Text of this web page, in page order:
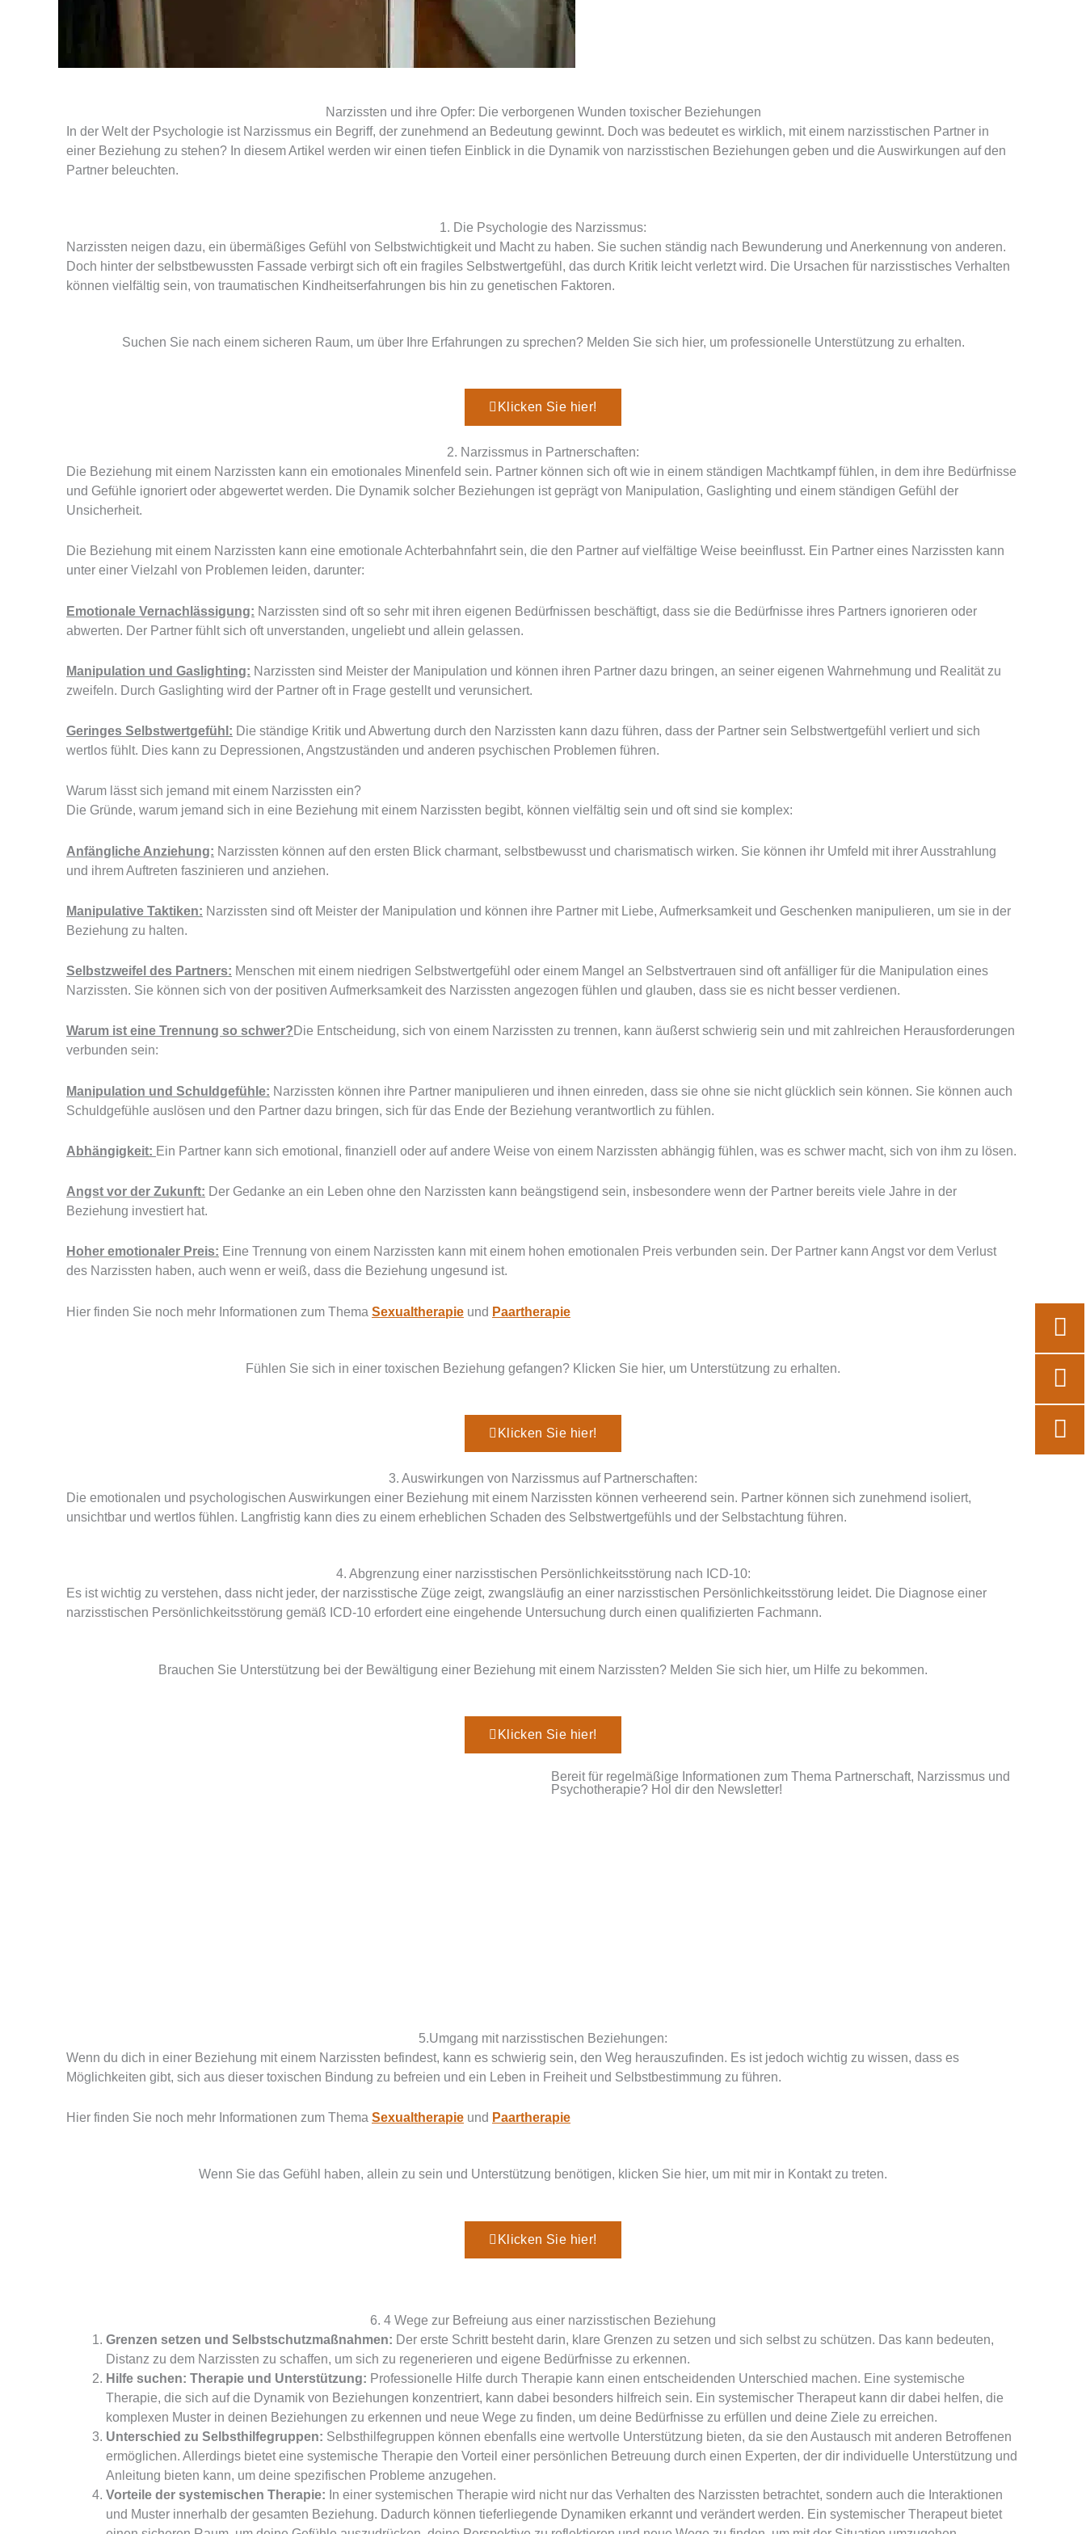
Narzissten und ihre Opfer: Die verborgenen Wunden toxischer Beziehungen
In der Welt der Psychologie ist Narzissmus ein Begriff, der zunehmend an Bedeutung gewinnt. Doch was bedeutet es wirklich, mit einem narzisstischen Partner in
einer Beziehung zu stehen? In diesem Artikel werden wir einen tiefen Einblick in die Dynamik von narzisstischen Beziehungen geben und die Auswirkungen auf den
Partner beleuchten.
1. Die Psychologie des Narzissmus:
Narzissten neigen dazu, ein übermäßiges Gefühl von Selbstwichtigkeit und Macht zu haben. Sie suchen ständig nach Bewunderung und Anerkennung von anderen.
Doch hinter der selbstbewussten Fassade verbirgt sich oft ein fragiles Selbstwertgefühl, das durch Kritik leicht verletzt wird. Die Ursachen für narzisstisches Verhalten
können vielfältig sein, von traumatischen Kindheitserfahrungen bis hin zu genetischen Faktoren.
Suchen Sie nach einem sicheren Raum, um über Ihre Erfahrungen zu sprechen? Melden Sie sich hier, um professionelle Unterstützung zu erhalten.
Klicken Sie hier!
2. Narzissmus in Partnerschaften:
Die Beziehung mit einem Narzissten kann ein emotionales Minenfeld sein. Partner können sich oft wie in einem ständigen Machtkampf fühlen, in dem ihre Bedürfnisse
und Gefühle ignoriert oder abgewertet werden. Die Dynamik solcher Beziehungen ist geprägt von Manipulation, Gaslighting und einem ständigen Gefühl der
Unsicherheit.
Die Beziehung mit einem Narzissten kann eine emotionale Achterbahnfahrt sein, die den Partner auf vielfältige Weise beeinflusst. Ein Partner eines Narzissten kann
unter einer Vielzahl von Problemen leiden, darunter:
Emotionale Vernachlässigung: Narzissten sind oft so sehr mit ihren eigenen Bedürfnissen beschäftigt, dass sie die Bedürfnisse ihres Partners ignorieren oder
abwerten. Der Partner fühlt sich oft unverstanden, ungeliebt und allein gelassen.
Manipulation und Gaslighting: Narzissten sind Meister der Manipulation und können ihren Partner dazu bringen, an seiner eigenen Wahrnehmung und Realität zu
zweifeln. Durch Gaslighting wird der Partner oft in Frage gestellt und verunsichert.
Geringes Selbstwertgefühl: Die ständige Kritik und Abwertung durch den Narzissten kann dazu führen, dass der Partner sein Selbstwertgefühl verliert und sich
wertlos fühlt. Dies kann zu Depressionen, Angstzuständen und anderen psychischen Problemen führen.
Warum lässt sich jemand mit einem Narzissten ein?
Die Gründe, warum jemand sich in eine Beziehung mit einem Narzissten begibt, können vielfältig sein und oft sind sie komplex:
Anfängliche Anziehung: Narzissten können auf den ersten Blick charmant, selbstbewusst und charismatisch wirken. Sie können ihr Umfeld mit ihrer Ausstrahlung
und ihrem Auftreten faszinieren und anziehen.
Manipulative Taktiken: Narzissten sind oft Meister der Manipulation und können ihre Partner mit Liebe, Aufmerksamkeit und Geschenken manipulieren, um sie in der
Beziehung zu halten.
Selbstzweifel des Partners: Menschen mit einem niedrigen Selbstwertgefühl oder einem Mangel an Selbstvertrauen sind oft anfälliger für die Manipulation eines
Narzissten. Sie können sich von der positiven Aufmerksamkeit des Narzissten angezogen fühlen und glauben, dass sie es nicht besser verdienen.
Warum ist eine Trennung so schwer? Die Entscheidung, sich von einem Narzissten zu trennen, kann äußerst schwierig sein und mit zahlreichen Herausforderungen
verbunden sein:
Manipulation und Schuldgefühle: Narzissten können ihre Partner manipulieren und ihnen einreden, dass sie ohne sie nicht glücklich sein können. Sie können auch
Schuldgefühle auslösen und den Partner dazu bringen, sich für das Ende der Beziehung verantwortlich zu fühlen.
Abhängigkeit: Ein Partner kann sich emotional, finanziell oder auf andere Weise von einem Narzissten abhängig fühlen, was es schwer macht, sich von ihm zu lösen.
Angst vor der Zukunft: Der Gedanke an ein Leben ohne den Narzissten kann beängstigend sein, insbesondere wenn der Partner bereits viele Jahre in der
Beziehung investiert hat.
Hoher emotionaler Preis: Eine Trennung von einem Narzissten kann mit einem hohen emotionalen Preis verbunden sein. Der Partner kann Angst vor dem Verlust
des Narzissten haben, auch wenn er weiß, dass die Beziehung ungesund ist.
Hier finden Sie noch mehr Informationen zum Thema Sexualtherapie und Paartherapie
Fühlen Sie sich in einer toxischen Beziehung gefangen? Klicken Sie hier, um Unterstützung zu erhalten.
Klicken Sie hier!
3. Auswirkungen von Narzissmus auf Partnerschaften:
Die emotionalen und psychologischen Auswirkungen einer Beziehung mit einem Narzissten können verheerend sein. Partner können sich zunehmend isoliert,
unsichtbar und wertlos fühlen. Langfristig kann dies zu einem erheblichen Schaden des Selbstwertgefühls und der Selbstachtung führen.
4. Abgrenzung einer narzisstischen Persönlichkeitsstörung nach ICD-10:
Es ist wichtig zu verstehen, dass nicht jeder, der narzisstische Züge zeigt, zwangsläufig an einer narzisstischen Persönlichkeitsstörung leidet. Die Diagnose einer
narzisstischen Persönlichkeitsstörung gemäß ICD-10 erfordert eine eingehende Untersuchung durch einen qualifizierten Fachmann.
Brauchen Sie Unterstützung bei der Bewältigung einer Beziehung mit einem Narzissten? Melden Sie sich hier, um Hilfe zu bekommen.
Klicken Sie hier!
Bereit für regelmäßige Informationen zum Thema Partnerschaft, Narzissmus und
Psychotherapie? Hol dir den Newsletter!
5.Umgang mit narzisstischen Beziehungen:
Wenn du dich in einer Beziehung mit einem Narzissten befindest, kann es schwierig sein, den Weg herauszufinden. Es ist jedoch wichtig zu wissen, dass es
Möglichkeiten gibt, sich aus dieser toxischen Bindung zu befreien und ein Leben in Freiheit und Selbstbestimmung zu führen.
Hier finden Sie noch mehr Informationen zum Thema Sexualtherapie und Paartherapie
Wenn Sie das Gefühl haben, allein zu sein und Unterstützung benötigen, klicken Sie hier, um mit mir in Kontakt zu treten.
Klicken Sie hier!
6. 4 Wege zur Befreiung aus einer narzisstischen Beziehung
Grenzen setzen und Selbstschutzmaßnahmen: Der erste Schritt besteht darin, klare Grenzen zu setzen und sich selbst zu schützen. Das kann bedeuten,
Distanz zu dem Narzissten zu schaffen, um sich zu regenerieren und eigene Bedürfnisse zu erkennen.
Hilfe suchen: Therapie und Unterstützung: Professionelle Hilfe durch Therapie kann einen entscheidenden Unterschied machen. Eine systemische
Therapie, die sich auf die Dynamik von Beziehungen konzentriert, kann dabei besonders hilfreich sein. Ein systemischer Therapeut kann dir dabei helfen, die
komplexen Muster in deinen Beziehungen zu erkennen und neue Wege zu finden, um deine Bedürfnisse zu erfüllen und deine Ziele zu erreichen.
Unterschied zu Selbsthilfegruppen: Selbsthilfegruppen können ebenfalls eine wertvolle Unterstützung bieten, da sie den Austausch mit anderen Betroffenen
ermöglichen. Allerdings bietet eine systemische Therapie den Vorteil einer persönlichen Betreuung durch einen Experten, der dir individuelle Unterstützung und
Anleitung bieten kann, um deine spezifischen Probleme anzugehen.
Vorteile der systemischen Therapie: In einer systemischen Therapie wird nicht nur das Verhalten des Narzissten betrachtet, sondern auch die Interaktionen
und Muster innerhalb der gesamten Beziehung. Dadurch können tieferliegende Dynamiken erkannt und verändert werden. Ein systemischer Therapeut bietet
alt
alt